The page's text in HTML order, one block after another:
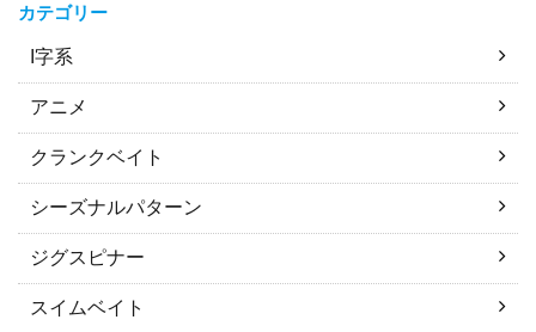
カテゴリー
I字系
アニメ
クランクベイト
シーズナルパターン
ジグスピナー
スイムベイト